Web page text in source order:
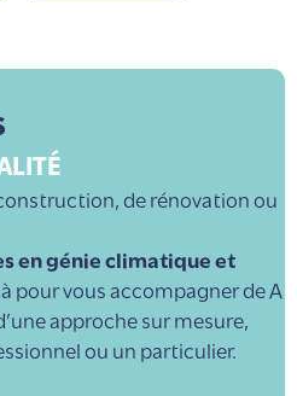
de rénovation ou
en génie climatique et
pour vous accompagner de A
approche sur mesure,
ou un particulier.